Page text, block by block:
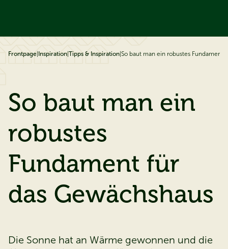
Frontpage Inspiration Tipps & Inspiration So baut man ein robustes Fundament
So baut man ein
robustes
Fundament für
das Gewächshaus
Die Sonne hat an Wärme gewonnen und die